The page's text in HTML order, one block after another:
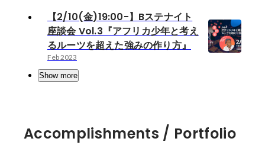
【2/10(金)19:00-】Bステナイト
座談会 Vol.3『アフリカ少年と考え
るルーツを超えた強みの作り方』
Feb 2023
Show more
Accomplishments / Portfolio